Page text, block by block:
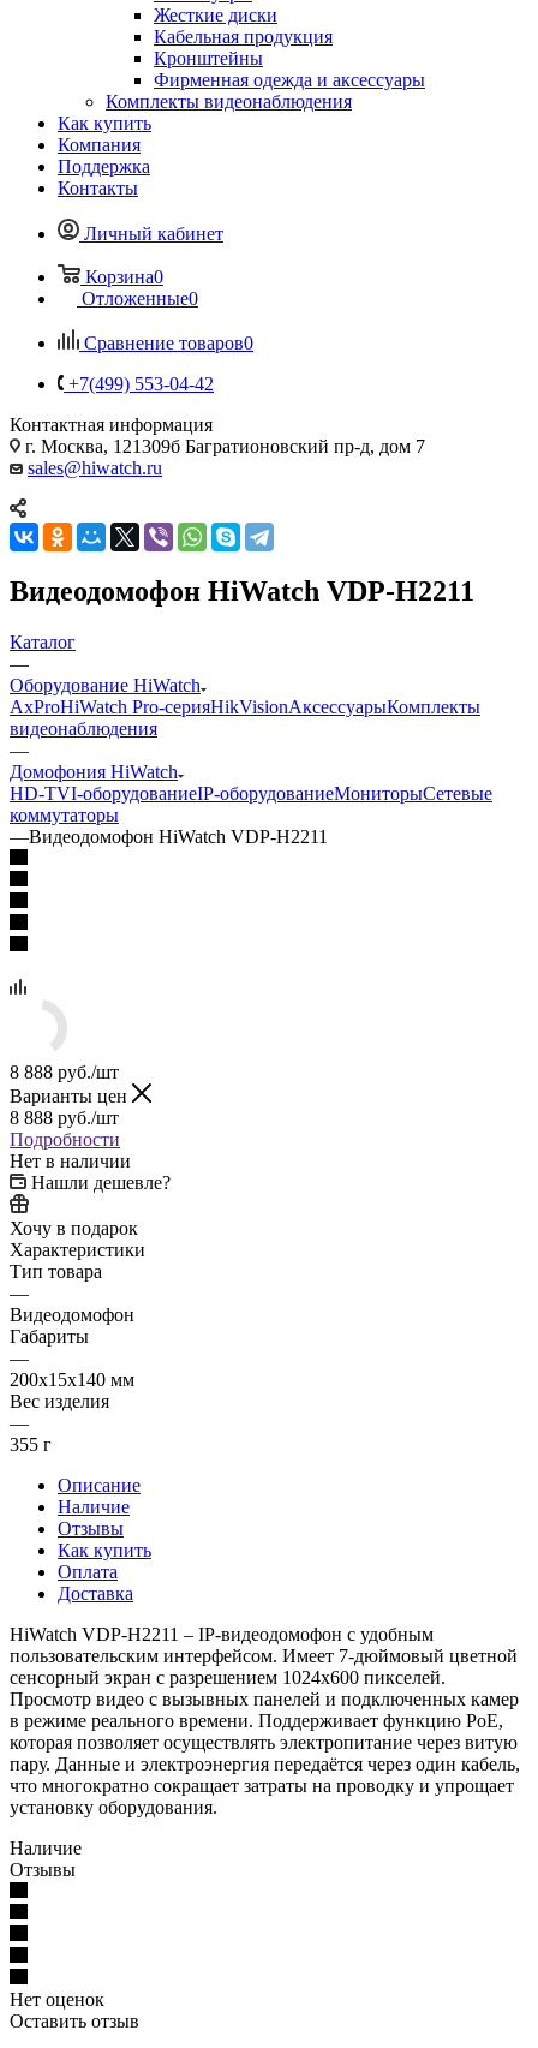
Жесткие диски
Кабельная продукция
Кронштейны
Фирменная одежда и аксессуары
Комплекты видеонаблюдения
Как купить
Компания
Поддержка
Контакты
Личный кабинет
Корзина0
Отложенные0
Сравнение товаров0
+7(499) 553-04-42
Контактная информация
г. Москва, 121309б Багратионовский пр-д, дом 7
sales@hiwatch.ru
Видеодомофон HiWatch VDP-H2211
Каталог
—
Оборудование HiWatch
AxProHiWatch Pro-серияHikVisionАксессуарыКомплекты
видеонаблюдения
—
Домофония HiWatch
HD-TVI-оборудованиеIP-оборудованиеМониторыСетевые
коммутаторы
—Видеодомофон HiWatch VDP-H2211
8 888 руб./шт
Варианты цен
8 888 руб./шт
Подробности
Нет в наличии
Нашли дешевле?
Хочу в подарок
Характеристики
Тип товара
—
Видеодомофон
Габариты
—
200x15x140 мм
Вес изделия
—
355 г
Описание
Наличие
Отзывы
Как купить
Оплата
Доставка
HiWatch VDP-H2211 – IP-видеодомофон c удобным
пользовательским интерфейсом. Имеет 7-дюймовый цветной
сенсорный экран с разрешением 1024x600 пикселей.
Просмотр видео с вызывных панелей и подключенных камер
в режиме реального времени. Поддерживает функцию PoE,
которая позволяет осуществлять электропитание через витую
пару. Данные и электроэнергия передаётся через один кабель,
что многократно сокращает затраты на проводку и упрощает
установку оборудования.
Наличие
Отзывы
Нет оценок
Оставить отзыв